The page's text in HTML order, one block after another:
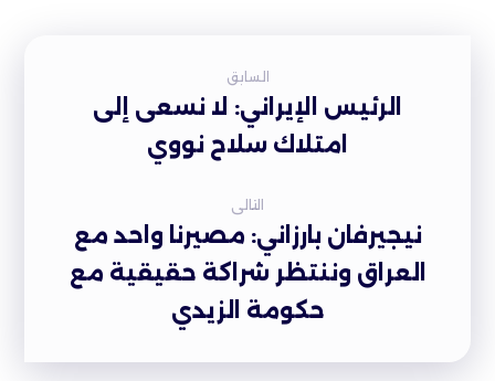
السابق
الرئيس الإيراني: لا نسعى إلى
امتلاك سلاح نووي
التالى
نيجيرفان بارزاني: مصيرنا واحد مع
العراق وننتظر شراكة حقيقية مع
حكومة الزيدي